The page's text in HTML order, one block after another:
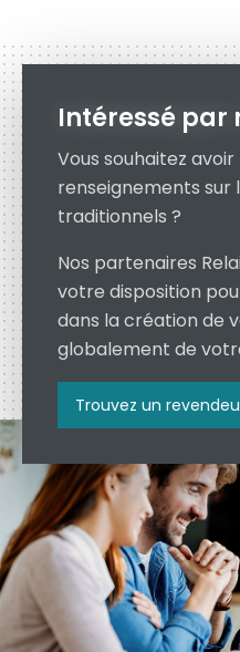
Intéressé par
Vous souhaitez avoir
renseignements sur
traditionnels ?
Nos partenaires
votre disposition
dans la création de
globalement de
Trouvez un